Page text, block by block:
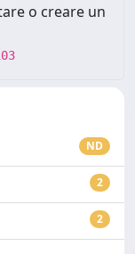
o creare un
ND
2
2